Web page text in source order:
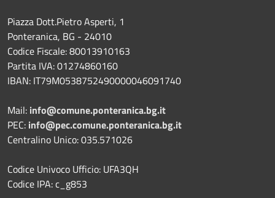
Piazza Dott.Pietro Asperti, 1
Ponteranica, BG - 24010
Codice Fiscale: 80013910163
Partita IVA: 01274860160
IBAN: IT79M0538752490000046091740
Mail: info@comune.ponteranica.bg.it
PEC: info@pec.comune.ponteranica.bg.it
Centralino Unico: 035.571026
Codice Univoco Ufficio: UFA3QH
Codice IPA: c_g853